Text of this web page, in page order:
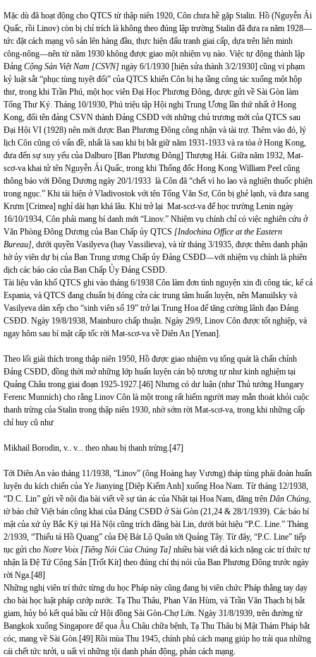
Mặc dù đã hoạt động cho QTCS từ thập niên 1920, Côn chưa hề gặp Stalin. Hồ (Nguyễn Ái
Quấc, rồi Linov) còn bị chỉ trích là không theo đúng lập trường Stalin đã đưa ra năm 1928—
tức đặt cách mạng vô sản lên hàng đầu, thực hiện đấu tranh giai cấp, dựa trên liên minh
công-nông—nên từ năm 1930 không được giao một nhiệm vụ nào. Việc tự động thành lập
Đảng Cộng Sản Việt Nam [CSVN] ngày 6/1/1930 [hiện sửa thành 3/2/1930] cũng vi phạm
kỷ luật sắt “phục tùng tuyệt đối” của QTCS khiến Côn bị hạ tầng công tác xuống một hộp
thư, trong khi Trần Phú, một học viên Đại Học Phương Đông, được gửi về Sài Gòn làm
Tổng Thư Ký. Tháng 10/1930, Phú triệu tập Hội nghị Trung Ương lần thứ nhất ở Hong
Kong, đổi tên đảng CSVN thành Đảng CSĐD với những chủ trương mới của QTCS sau
Đại Hội VI (1928) nên mới được Ban Phương Đông công nhận và tài trợ. Thêm vào đó, lý
lịch Côn cũng có vấn đề, nhất là sau khi bị bắt giữ năm 1931-1933 và ra tòa ở Hong Kong,
đưa đến sự suy yếu của Dalburo [Ban Phương Đông] Thượng Hải. Giữa năm 1932, Mat-
scơ-va khai tử tên Nguyễn Ái Quấc, trong khi Thống đốc Hong Kong William Peel cũng
thông báo với Đông Dương ngày 20/1/1933 là Côn đã “chết vì ho lao và nghiện thuốc phiện
trong ngục.” Khi tái hiện ở Vladivostok với tên Tống Văn Sơ, Côn bị ghẻ lạnh, và đưa sang
Krưm [Crimea] nghỉ dài hạn khá lâu. Khi trở lại Mat-scơ-va để học trường Lenin ngày
16/10/1934, Côn phải mang bí danh mới “Linov.” Nhiệm vụ chính chỉ có việc nghiên cứu ở
Văn Phòng Đông Dương của Ban Chấp ủy QTCS [Indochina Office at the Eastern
Bureau] , dưới quyền Vasilyeva (hay Vassilieva), và từ tháng 3/1935, được thêm danh phận
hờ ủy viên dự bị của Ban Trung ương Chấp ủy Đảng CSĐD—với nhiệm vụ chính là phiên
dịch các báo cáo của Ban Chấp Ủy Đảng CSĐD.
Tài liệu văn khố QTCS ghi vào tháng 6/1938 Côn làm đơn tình nguyện xin đi công tác, kể cả
Espania, và QTCS đang chuẩn bị đóng cửa các trung tâm huấn luyện, nên Manuilsky và
Vasilyeva dàn xếp cho “sinh viên số 19” trở lại Trung Hoa để tăng cường lãnh đạo Đảng
CSĐD. Ngày 19/8/1938, Mainburo chấp thuận. Ngày 29/9, Linov Côn được tốt nghiệp, và
ngay hôm sau bí mật cấp tốc rời Mat-scơ-va về Diên An [Yenan].
Theo lối giải thích trong thập niên 1950, Hồ được giao nhiệm vụ tổng quát là chấn chỉnh
Đảng CSĐD, đồng thời mở những lớp huấn luyện cán bộ tương tự như kinh nghiệm tại
Quảng Châu trong giai đoạn 1925-1927. [46] Nhưng có dư luận (như Thủ tướng Hungary
Ferenc Munnich) cho rằng Linov Côn là một trong rất hiếm người may mắn thoát khỏi cuộc
thanh trừng của Stalin trong thập niên 1930, nhờ sớm rời Mat-scơ-va, trong khi những cấp
chỉ huy cũ như
Mikhail Borodin, v.. v... theo nhau bị thanh trừng. [47]
Tới Diên An vào tháng 11/1938, “Linov” (ông Hoàng hay Vương) tháp tùng phái đoàn huấn
luyện du kích chiến của Ye Jianying [Diệp Kiếm Anh] xuống Hoa Nam. Từ tháng 12/1938,
“D.C. Lin” gửi về nội địa bài viết về sự tàn ác của Nhật tại Hoa Nam, đăng trên Dân Chúng,
tờ báo chữ Việt bán công khai của Đảng CSĐD ở Sài Gòn (21,24 & 28/1/1939). Các báo bí
mật của xứ ủy Bắc Kỳ tại Hà Nội cũng trích đăng bài Lin, dưới bút hiệu “P.C. Line.” Tháng
2/1939, “Thiếu tá Hồ Quang” của Đệ Bát Lộ Quân tới Quảng Tây. Từ đây, “P.C. Line” tiếp
tục gửi cho Notre Voix [Tiếng Nói Của Chúng Ta] nhiều bài viết đả kích nặng các trí thức tự
nhận là Đệ Tứ Cộng Sản [Trốt Kít] theo đúng chí thị nói của Ban Phương Đông trước ngày
rời Nga. [48]
Những nghị viên trí thức từng du học Pháp này cũng đang bị viên chức Pháp thẳng tay dạy
cho bài học luật pháp cướp nước. Tạ Thu Thâu, Phan Văn Hùm, và Trần Văn Thạch bị bắt
giam, hủy bỏ kết quả bầu cử Hội đồng Sài Gòn-Chợ Lớn. Ngày 31/8/1939, trên đường từ
Bangkok xuống Singapore để qua Âu Châu chữa bệnh, Tạ Thu Thâu bị Mật Thám Pháp bắt
cóc, mang về Sài Gòn. [49] Rồi mùa Thu 1945, chính phủ cách mạng giúp họ trải qua những
cái chết tức tưởi, u uất vì những tội danh phản động, phản cách mạng.